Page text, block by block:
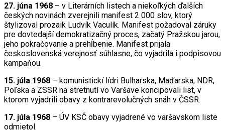
27. júna 1968 – v Literárních listech a niekoľkých ďalších
českých novinách zverejnili manifest 2 000 slov, ktorý
štylizoval prozaik Ludvík Vaculík. Manifest požadoval záruky
pre dovtedajší demokratizačný proces, začatý Pražskou jarou,
jeho pokračovanie a prehĺbenie. Manifest prijala
československá verejnosť súhlasne, čo vyjadrila i podpisovou
kampaňou.
15. júla 1968 – komunistickí lídri Bulharska, Maďarska, NDR,
Poľska a ZSSR na stretnutí vo Varšave koncipovali list, v
ktorom vyjadrili obavy z kontrarevolučných snáh v ČSSR.
17. júla 1968 – ÚV KSČ obavy vyjadrené vo varšavskom liste
odmietol.